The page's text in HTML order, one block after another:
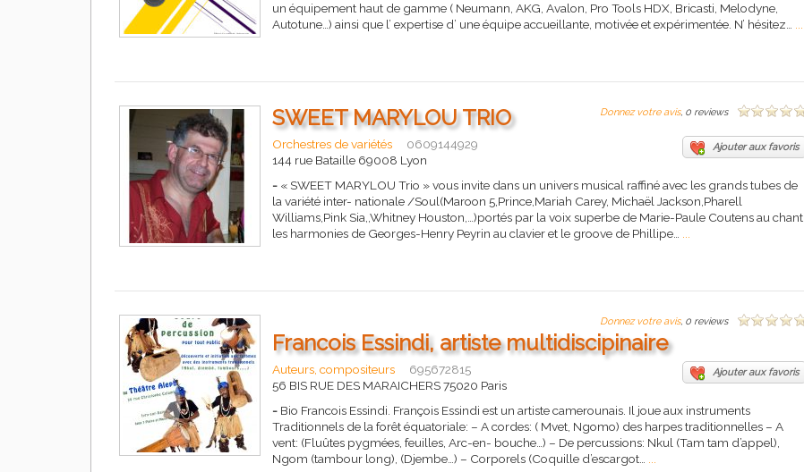
un équipement haut de gamme ( Neumann, AKG, Avalon, Pro Tools HDX, Bricasti, Melodyne,
Autotune…) ainsi que l’ expertise d’ une équipe accueillante, motivée et expérimentée. N’ hésitez…
Donnez votre avis, 0 reviews
SWEET MARYLOU TRIO
Orchestres de variétés Ajouter aux favoris
0609144929
144 rue Bataille 69008 Lyon
- « SWEET MARYLOU Trio » vous invite dans un univers musical raffiné avec les grands tubes de
la variété inter- nationale /Soul(Maroon 5,Prince,Mariah Carey, Michaël Jackson,Pharell
Williams,Pink Sia,,Whitney Houston,…)portés par la voix superbe de Marie-Paule Coutens au chant,
les harmonies de Georges-Henry Peyrin au clavier et le groove de Phillipe…
Donnez votre avis, 0 reviews
Francois Essindi, artiste multidiscipinaire
Auteurs, compositeurs Ajouter aux favoris
695672815
56 BIS RUE DES MARAICHERS 75020 Paris
- Bio Francois Essindi. François Essindi est un artiste camerounais. Il joue aux instruments
Traditionnels de la forêt équatoriale: – A cordes: ( Mvet, Ngomo) des harpes traditionnelles – A
vent: (Fluûtes pygmées, feuilles, Arc-en- bouche…) – De percussions: Nkul (Tam tam d’appel),
Ngom (tambour long), (Djembe…) – Corporels (Coquille d’escargot…